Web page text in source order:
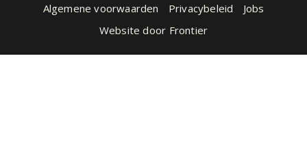
Algemene voorwaarden
Privacybeleid
Jobs
Website door Frontier